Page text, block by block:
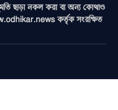
ছাড়া নকল করা বা অন্য কোথাও
কর্তৃক সংরক্ষিত